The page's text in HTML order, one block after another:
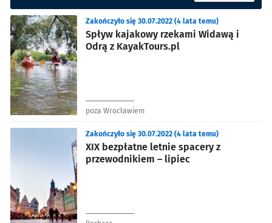
Spływ kajakowy rzekami Widawą i
Odrą z KayakTours.pl
Zakończyło się 30.07.2022 (4 lata temu)
poza Wrocławiem
XIX bezpłatne letnie spacery z
przewodnikiem – lipiec
Zakończyło się 30.07.2022 (4 lata temu)